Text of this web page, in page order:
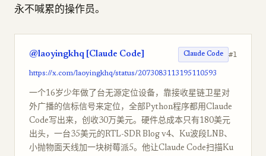
永不喊累的操作员。
@laoyingkhq [Claude Code] Claude Code #1
https://x.com/laoyingkhq/status/2073083113195110593
一个16岁少年做了台无源定位设备，靠接收星链卫星对
外广播的信标信号来定位，全部Python程序都用Claude
Code写出来，创收30万美元。硬件总成本只有180美元
出头，一台35美元的RTL-SDR Blog v4、Ku波段LNB、
小抛物面天线加一块树莓派5。他让Claude Code扫描Ku